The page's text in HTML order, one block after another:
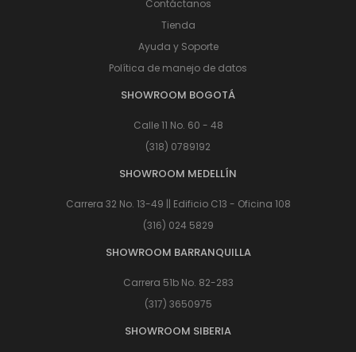
Contáctanos
Tienda
Ayuda y Soporte
Política de manejo de datos
SHOWROOM BOGOTÁ
Calle 11 No. 60 - 48
(318) 0789192
SHOWROOM MEDELLÍN
Carrera 32 No. 13-49 || Edificio C13 - Oficina 108
(316) 024 5829
SHOWROOM BARRANQUILLA
Carrera 51b No. 82-283
(317) 3650975
SHOWROOM SIBERIA